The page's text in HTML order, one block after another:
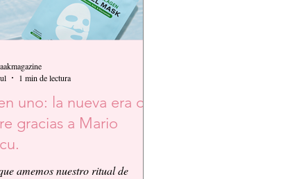
uno: la nueva era del
gracias a Mario
amemos nuestro ritual de
1 min de lectura